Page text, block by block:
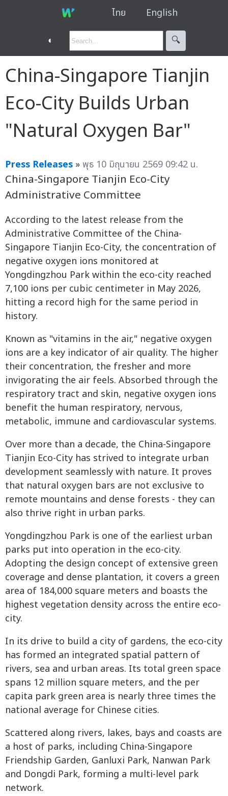
ไทย English
◐ 🔍︎
China-Singapore Tianjin
Eco-City Builds Urban
"Natural Oxygen Bar"
Press Releases »พุธ 10 มิถุนายน 2569 09:42 น.
China-Singapore Tianjin Eco-City
Administrative Committee
According to the latest release from the
Administrative Committee of the China-
Singapore Tianjin Eco-City, the concentration of
negative oxygen ions monitored at
Yongdingzhou Park within the eco-city reached
7,100 ions per cubic centimeter in May 2026,
hitting a record high for the same period in
history.
Known as "vitamins in the air," negative oxygen
ions are a key indicator of air quality. The higher
their concentration, the fresher and more
invigorating the air feels. Absorbed through the
respiratory tract and skin, negative oxygen ions
benefit the human respiratory, nervous,
metabolic, immune and cardiovascular systems.
Over more than a decade, the China-Singapore
Tianjin Eco-City has strived to integrate urban
development seamlessly with nature. It proves
that natural oxygen bars are not exclusive to
remote mountains and dense forests - they can
also thrive right in urban parks.
Yongdingzhou Park is one of the earliest urban
parks put into operation in the eco-city.
Adopting the design concept of extensive green
coverage and dense plantation, it covers a green
area of 184,000 square meters and boasts the
highest vegetation density across the entire eco-
city.
In its drive to build a city of gardens, the eco-city
has formed an integrated spatial pattern of
rivers, sea and urban areas. Its total green space
spans 12 million square meters, and the per
capita park green area is nearly three times the
national average for Chinese cities.
Scattered along rivers, lakes, bays and coasts are
a host of parks, including China-Singapore
Friendship Garden, Ganluxi Park, Nanwan Park
and Dongdi Park, forming a multi-level park
network.